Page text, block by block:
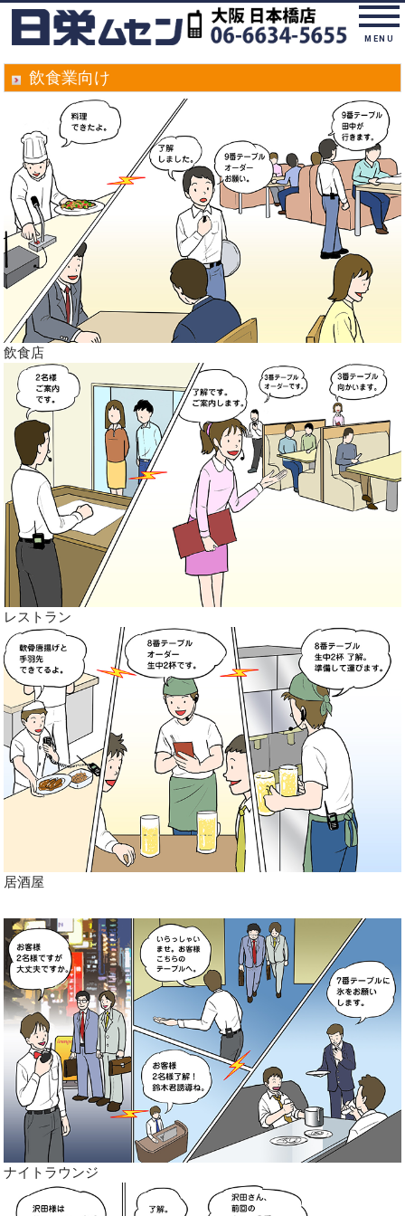
MENU
飲食業向け
飲食店
レストラン
居酒屋
ナイトラウンジ